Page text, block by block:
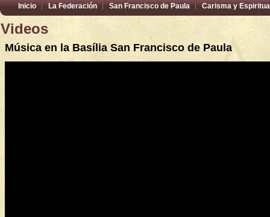
Inicio La Federación San Francisco de Paula Carisma y
Videos
Música en la Basília San Francisco de Paula